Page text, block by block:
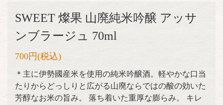
SWEET 燦果 山廃純米吟醸 アッサ
ンブラージュ 70ml
700円(税込)
＊主に伊勢國産米を使用の純米吟醸酒。軽やかな口当
たりからどっしりと広がる山廃ならではの酸の効いた
芳醇なお米の旨み。 落ち着いた重厚な膨らみ。 キレ